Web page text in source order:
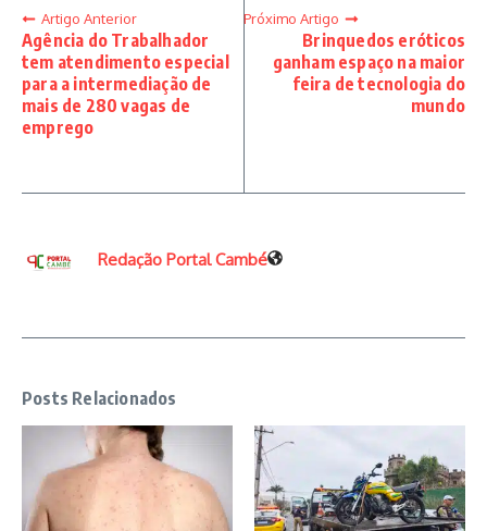
Artigo Anterior
Agência do Trabalhador
tem atendimento especial
para a intermediação de
mais de 280 vagas de
emprego
Próximo Artigo
Brinquedos eróticos
ganham espaço na maior
feira de tecnologia do
mundo
Redação Portal Cambé
Posts Relacionados